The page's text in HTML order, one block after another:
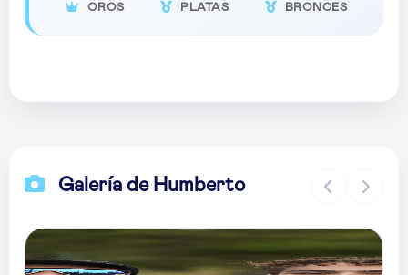
OROS PLATAS BRONCES
Galería de Humberto